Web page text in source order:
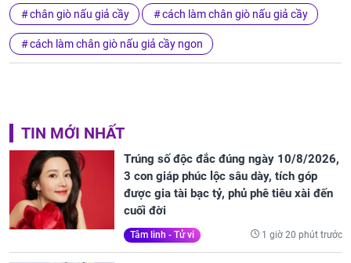
chân giò nấu giả cầy cách làm chân giò nấu giả cầy
cách làm chân giò nấu giả cầy ngon
TIN MỚI NHẤT
Trúng số độc đắc đúng ngày 10/8/2026,
3 con giáp phúc lộc sâu dày, tích góp
được gia tài bạc tỷ, phủ phê tiêu xài đến
cuối đời
Tâm linh - Tử vi 1 giờ 20 phút trước